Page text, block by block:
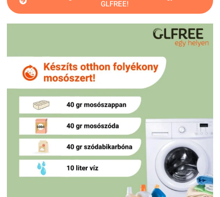
GLFREE!